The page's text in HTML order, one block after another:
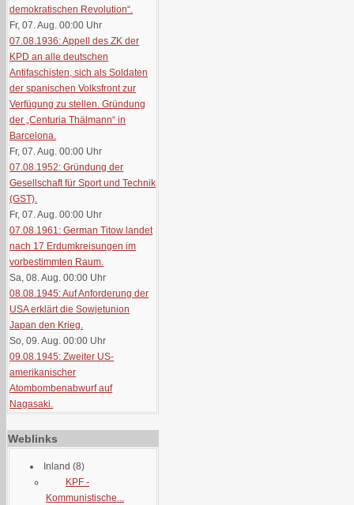
demokratischen Revolution“.
Fr, 07. Aug. 00:00 Uhr
07.08.1936: Appell des ZK der
KPD an alle deutschen
Antifaschisten, sich als Soldaten
der spanischen Volksfront zur
Verfügung zu stellen. Gründung
der „Centuria Thälmann“ in
Barcelona.
Fr, 07. Aug. 00:00 Uhr
07.08.1952: Gründung der
Gesellschaft für Sport und Technik
(GST).
Fr, 07. Aug. 00:00 Uhr
07.08.1961: German Titow landet
nach 17 Erdumkreisungen im
vorbestimmten Raum.
Sa, 08. Aug. 00:00 Uhr
08.08.1945: Auf Anforderung der
USA erklärt die Sowjetunion
Japan den Krieg.
So, 09. Aug. 00:00 Uhr
09.08.1945: Zweiter US-
amerikanischer
Atombombenabwurf auf
Nagasaki.
Weblinks
Inland (8)
KPF -
Kommunistische...